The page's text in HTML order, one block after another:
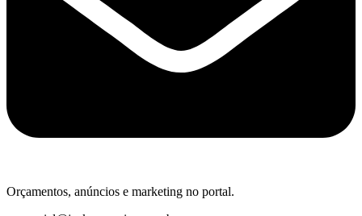
Orçamentos, anúncios e marketing no portal.